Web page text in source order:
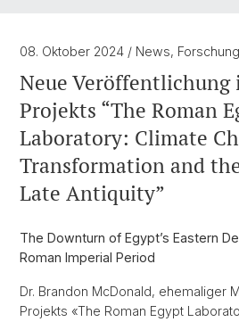
08. Oktober 2024 / News, Forschung
Neue Veröffentlichung
Projekts “The Roman
Laboratory: Climate
Transformation and
Late Antiquity”
The Downturn of Egypt’s Eastern
Roman Imperial Period
Dr. Brandon McDonald, ehemaliger
Projekts «The Roman Egypt